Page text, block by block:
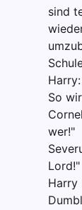
sind
So
wer!"
Lord!"
Harry